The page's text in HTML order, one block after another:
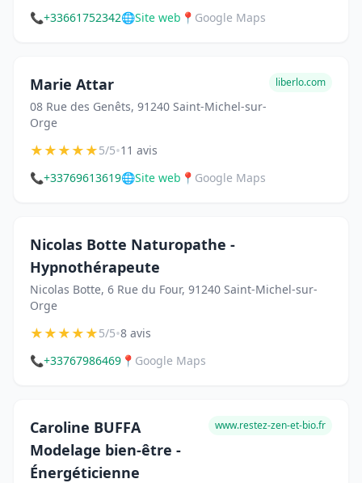
📞+33661752342🌐Site web 📍 Google Maps
Marie Attar
08 Rue des Genêts, 91240 Saint-Michel-sur-
Orge
liberlo.com
★★★★★5/5•11 avis
📞+33769613619🌐Site web 📍 Google Maps
Nicolas Botte Naturopathe -
Hypnothérapeute
Nicolas Botte, 6 Rue du Four, 91240 Saint-Michel-sur-
Orge
★★★★★5/5•8 avis
📞+33767986469 📍 Google Maps
Caroline BUFFA
Modelage bien-être -
Énergéticienne
www.restez-zen-et-bio.fr